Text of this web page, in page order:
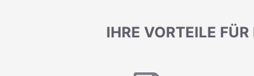
IHRE VORTEILE